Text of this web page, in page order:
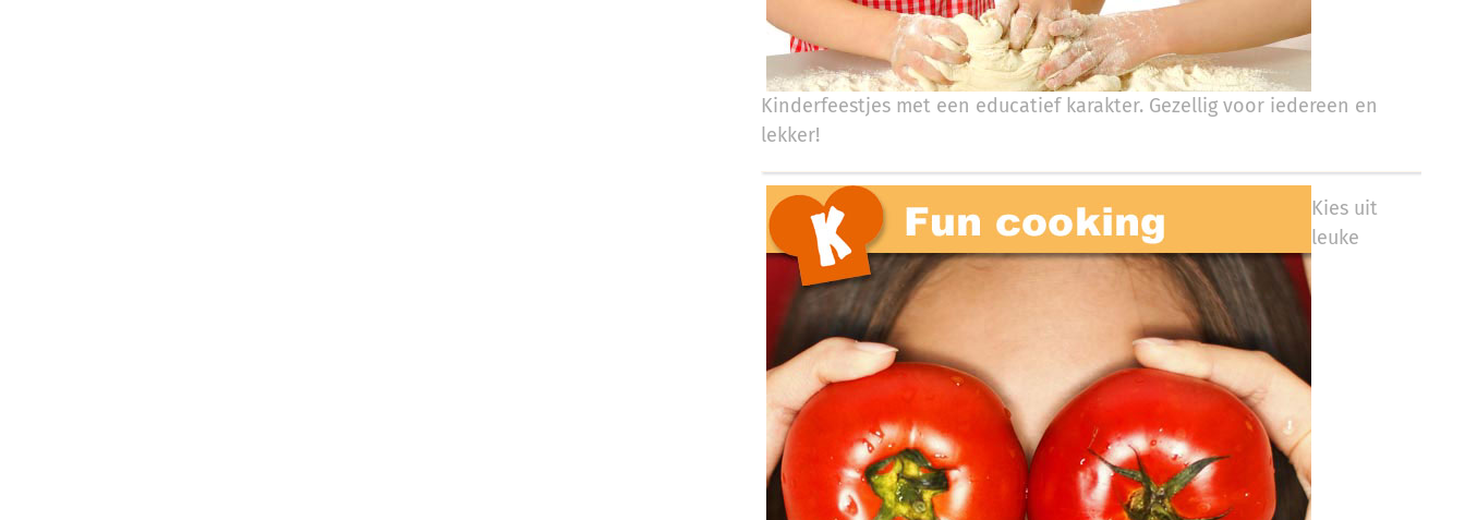
Kinderfeestjes met een educatief karakter. Gezellig voor iedereen en
lekker!
Kies uit
leuke